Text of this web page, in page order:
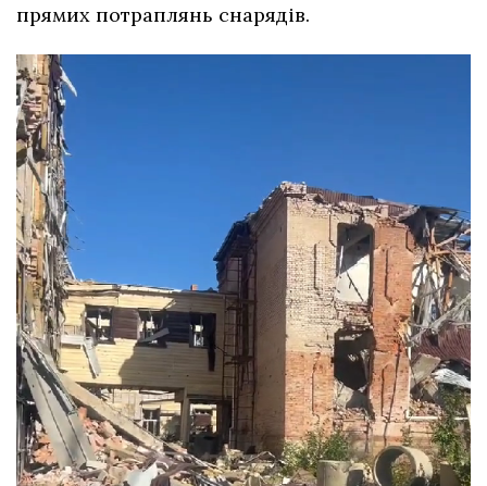
прямих потраплянь снарядів.